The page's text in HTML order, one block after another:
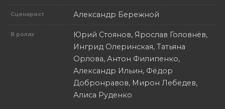
Сценарист Александр Бережной
В ролях
Юрий Стоянов, Ярослав Головнёв,
Ингрид Олеринская, Татьяна
Орлова, Антон Филипенко,
Александр Ильин, Фёдор
Добронравов, Мирон Лебедев,
Алиса Руденко